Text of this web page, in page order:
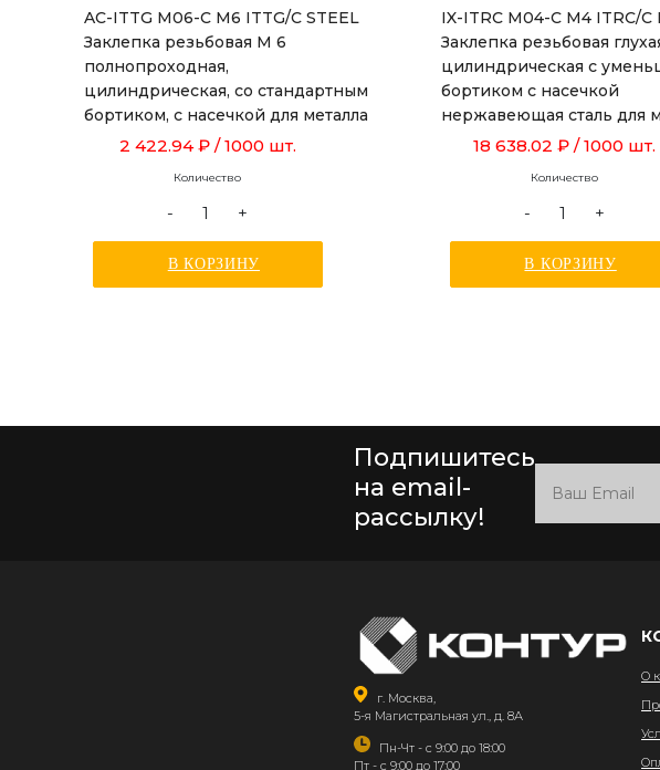
AC-ITTG M06-C M6 ITTG/C STEEL
Заклепка резьбовая М 6
полнопроходная,
цилиндрическая, со стандартным
бортиком, с насечкой для металла
толщиной от 0,5 до 3,0 мм, длиной
2 422.94 ₽ / 1000 шт.
Количество
- +
В КОРЗИНУ
IX-ITRC M04-C M4 ITRC/C
Заклепка резьбовая
цилиндрическая с
бортиком с насечкой
нержавеющая сталь для
толщиной от 0,5 до 2,0 мм
18 638.02 ₽/ 1000 шт.
Количество
- +
В КОРЗИНУ
Подпишитесь
на email-
рассылку!
г. Москва,
5-я Магистральная ул., д. 8А
Пн-Чт - с 9:00 до 18:00
Пт - с 9:00 до 17:00
О